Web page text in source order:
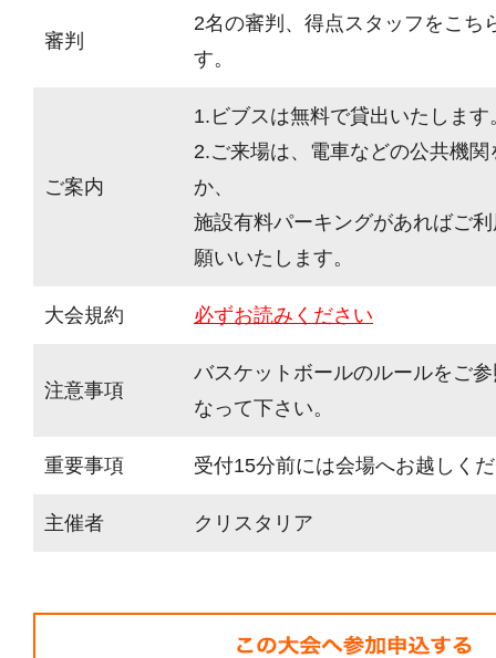
審判
2名の審判、得点スタッフをこち
す。
ご案内
1.ビブスは無料で貸出いたします
2.ご来場は、電車などの公共機
か、
施設有料パーキングがあればご
願いいたします。
大会規約 必ずお読みください
注意事項
バスケットボールのルールをご
なって下さい。
重要事項 受付15分前には会場へお越しく
主催者 クリスタリア